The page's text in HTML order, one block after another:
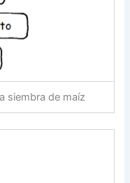
siembra de maíz